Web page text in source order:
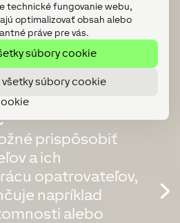
technické fungovanie webu,
optimalizovať obsah alebo
práve pre vás.
súbory cookie
súbory cookie
prispôsobiť
a ich
opatrovateľov,
napríklad
alebo
pri
je možné
Loxone tiež
možnosti